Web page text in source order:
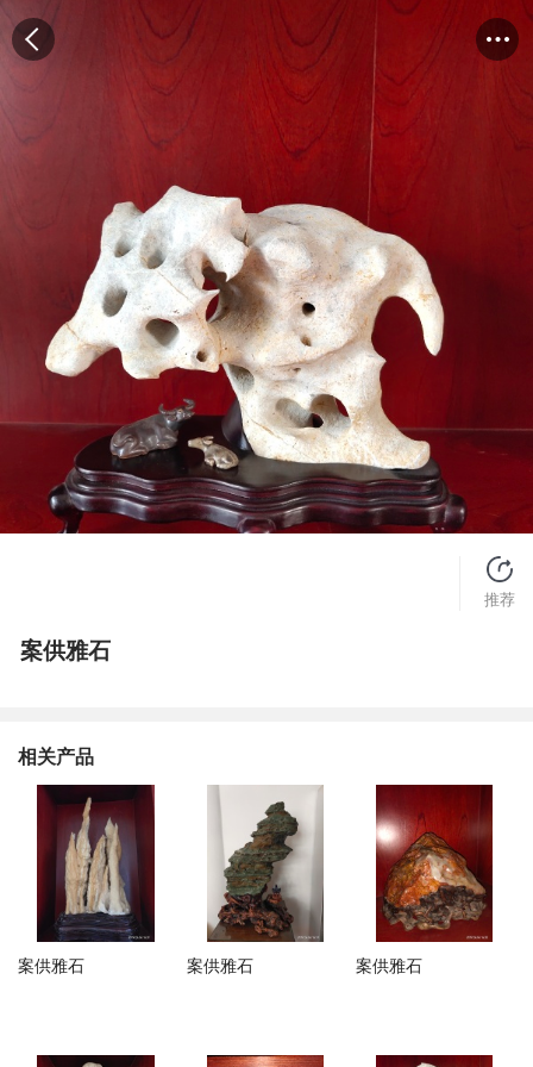
推荐
案供雅石
相关产品
案供雅石 案供雅石 案供雅石